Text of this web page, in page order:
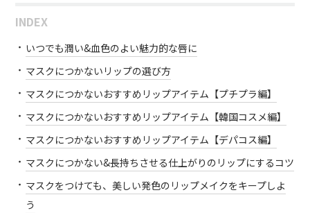
INDEX
いつでも潤い&血色のよい魅力的な唇に
マスクにつかないリップの選び方
マスクにつかないおすすめリップアイテム【プチプラ編】
マスクにつかないおすすめリップアイテム【韓国コスメ編】
マスクにつかないおすすめリップアイテム【デパコス編】
マスクにつかない&長持ちさせる仕上がりのリップにするコツ
マスクをつけても、美しい発色のリップメイクをキープしよ
う